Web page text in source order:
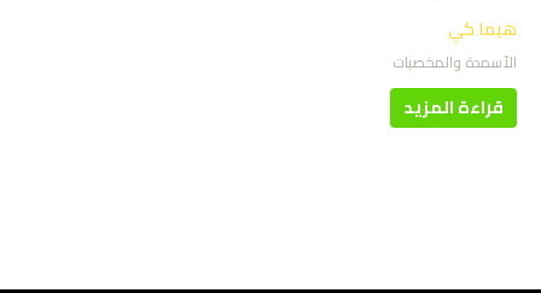
هيما كي
الأسمدة والمخصبات
قراءة المزيد